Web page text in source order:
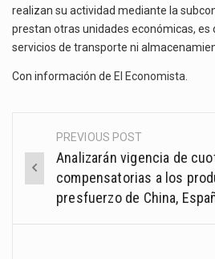
realizan su actividad mediante la
prestan otras unidades económicas, es
servicios de transporte ni
Con información de El Economista
Post
navigation
PREVIOUS POST
Analizarán vigencia de
compensatorias a los
presfuerzo de China,